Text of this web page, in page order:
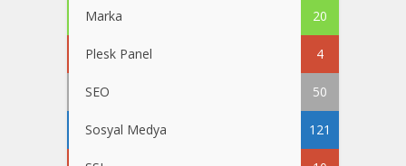
Marka 20
Plesk Panel 4
SEO 50
Sosyal Medya 121